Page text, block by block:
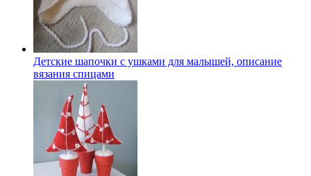
Детские шапочки с ушками для малышей, описание
вязания спицами